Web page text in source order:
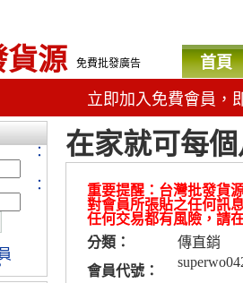
貨源 免費批發廣告 首頁
立即加入免費會員，
在家就可每
重要提醒：台灣批發貨
對會員所張貼之任何訊
任何交易都有風險，請
分類：
傳直銷
會員代號：